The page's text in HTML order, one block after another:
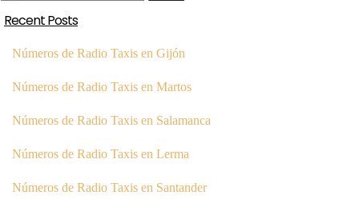
Recent Posts
Números de Radio Taxis en Gijón
Números de Radio Taxis en Martos
Números de Radio Taxis en Salamanca
Números de Radio Taxis en Lerma
Números de Radio Taxis en Santander